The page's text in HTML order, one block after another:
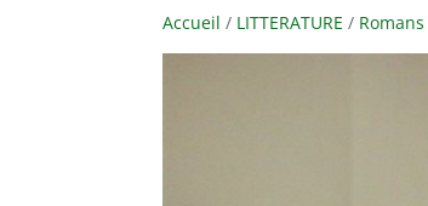
Accueil / LITTERATURE / Romans